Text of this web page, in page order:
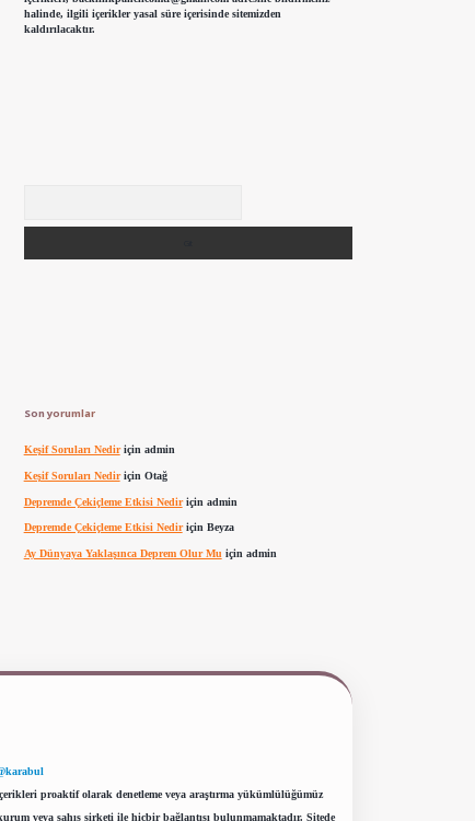
halinde, ilgili içerikler yasal süre içerisinde sitemizden
kaldırılacaktır.
Son yorumlar
Keşif Soruları Nediriçin admin
Keşif Soruları Nediriçin Otağ
Depremde Çekiçleme Etkisi Nediriçin admin
Depremde Çekiçleme Etkisi Nediriçin Beyza
Ay Dünyaya Yaklaşınca Deprem Olur Mu için admin
proaktif olarak denetleme veya araştırma yükümlülüğümüz
veya şahıs şirketi ile hiçbir bağlantısı bulunmamaktadır. Sitede